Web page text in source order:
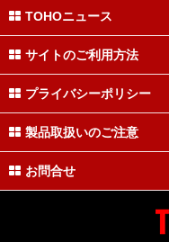
TOHOニュース
サイトのご利用方法
プライバシーポリシー
製品取扱いのご注意
お問合せ